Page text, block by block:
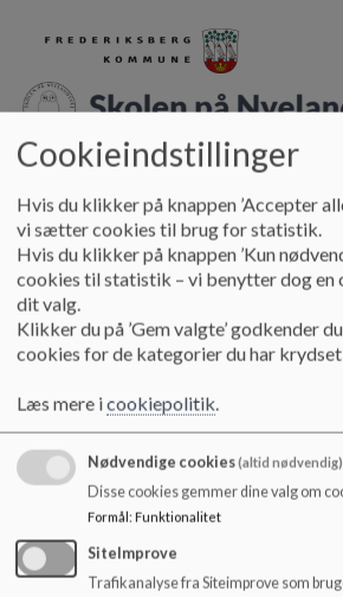
i
Skolen på Nyelandsvej
Forskning- og uddannelsesskole Gode
Gode råd og skabeloner
I højre side eller i drop down menuen
Skolen på Nyelandsvej
Nyelandsvej 23 og Lollandsvej
Cookieindstillinger
Hvis du klikker på knappen ’Accepter
vi sætter cookies til brug for statistik.
Hvis du klikker på knappen ’Kun
cookies til statistik – vi benytter dog en
dit valg.
Klikker du på ’Gem valgte’ godkender
cookies for de kategorier du har krydset
Læs mere icookiepolitik.
Nødvendige cookies(altid nødvendig)
Disse cookies gemmer dine valg om
Formål: Funktionalitet
SiteImprove
Trafikanalyse fra Siteimprove som